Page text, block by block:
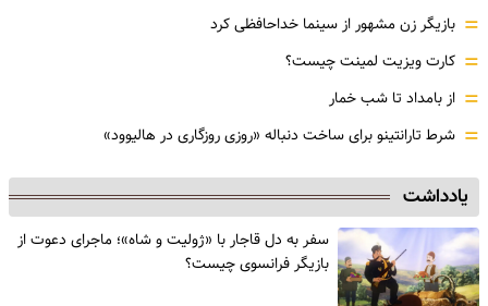
= بازیگر زن مشهور از سینما خداحافظی کرد
= کارت ویزیت لمینت چیست؟
= از بامداد تا شب خمار
= شرط تارانتینو برای ساخت دنباله «روزی روزگاری در هالیوود»
یادداشت
سفر به دل قاجار با «ژولیت و شاه»؛ ماجرای دعوت از
‌بازیگر فرانسوی چیست؟